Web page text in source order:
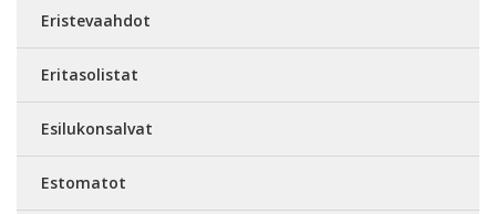
Eristevaahdot
Eritasolistat
Esilukonsalvat
Estomatot